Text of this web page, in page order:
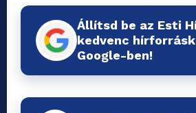
Állítsd be az Esti
kedvenc
Google-ben!